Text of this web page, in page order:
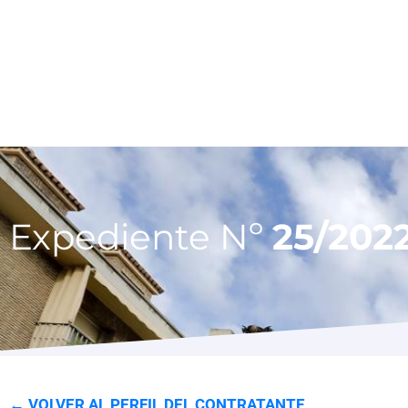
Expediente Nº25/
← VOLVER AL PERFIL DEL CONTRATANTE